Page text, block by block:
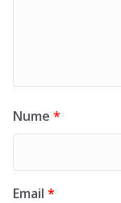
Nume *
Email *